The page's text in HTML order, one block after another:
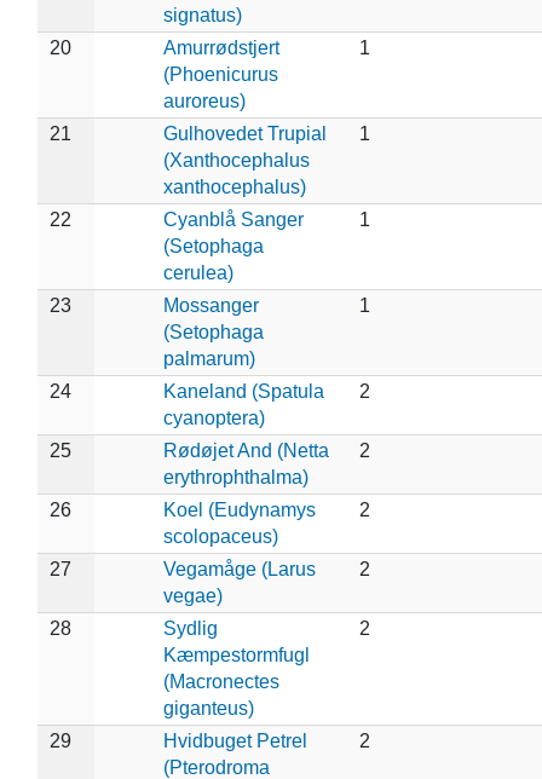
signatus)
20
Amurrødstjert
(Phoenicurus
auroreus)
1
21
Gulhovedet Trupial
(Xanthocephalus
xanthocephalus)
1
22
Cyanblå Sanger
(Setophaga
cerulea)
1
23
Mossanger
(Setophaga
palmarum)
1
24
Kaneland (Spatula
cyanoptera)
2
25
Rødøjet And (Netta
erythrophthalma)
2
26
Koel (Eudynamys
scolopaceus)
2
27
Vegamåge (Larus
vegae)
2
28
Sydlig
Kæmpestormfugl
(Macronectes
giganteus)
2
29
Hvidbuget Petrel
(Pterodroma
2